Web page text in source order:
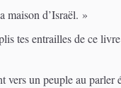
maison d’Israël. »
tes entrailles de ce
vers un peuple au parler